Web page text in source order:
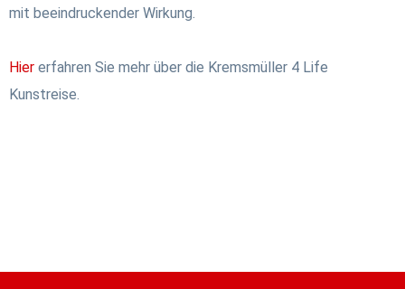
mit beeindruckender Wirkung.
Hier erfahren Sie mehr über die Kremsmüller 4 Life
Kunstreise.